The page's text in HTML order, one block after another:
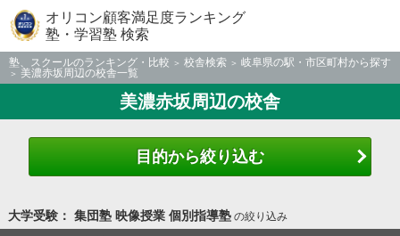
オリコン顧客満足度ランキング
塾・学習塾 検索
塾、スクールのランキング・比較 校舎検索
岐阜県の駅・市区町村から探す
美濃赤坂周辺の校舎一覧
美濃赤坂周辺の校舎
目的から絞り込む
大学受験： 集団塾 映像授業 個別指導塾の絞り込み